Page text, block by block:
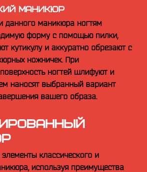
МАНИКЮР
данного маникюра ногтям
форму с помощью пилки,
кутикулу и аккуратно обрезают с
ножничек. При
ногтей шлифуют и
наносят выбранный вариант
вашего образа.
элементы классического и
используя преимущества